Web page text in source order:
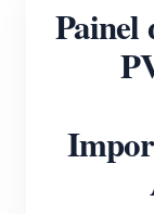
Painel